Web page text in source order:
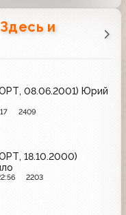
Здесь и
08.06.2001) Юрий
2409
18.10.2000)
2203